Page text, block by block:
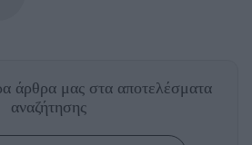
άρθρα μας στα αποτελέσματα
αναζήτησης